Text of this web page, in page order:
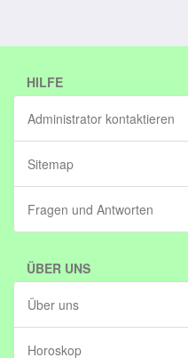
HILFE
Administrator kontaktieren
Sitemap
Fragen und Antworten
ÜBER UNS
Über uns
Horoskop